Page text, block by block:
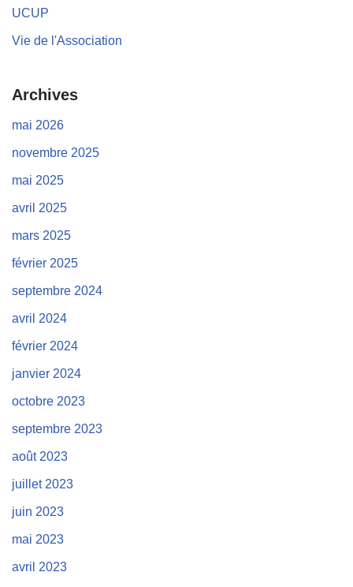
UCUP
Vie de l'Association
Archives
mai 2026
novembre 2025
mai 2025
avril 2025
mars 2025
février 2025
septembre 2024
avril 2024
février 2024
janvier 2024
octobre 2023
septembre 2023
août 2023
juillet 2023
juin 2023
mai 2023
avril 2023